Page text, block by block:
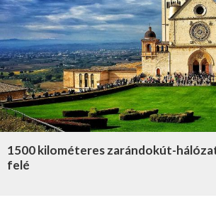
1500 kilométeres zarándokút-
felé